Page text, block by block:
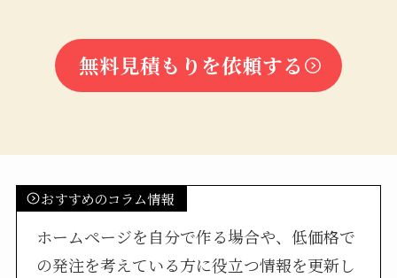
無料見積もりを依頼する
おすすめのコラム情報
ホームページを自分で作る場合や、低価格で
の発注を考えている方に役立つ情報を更新し